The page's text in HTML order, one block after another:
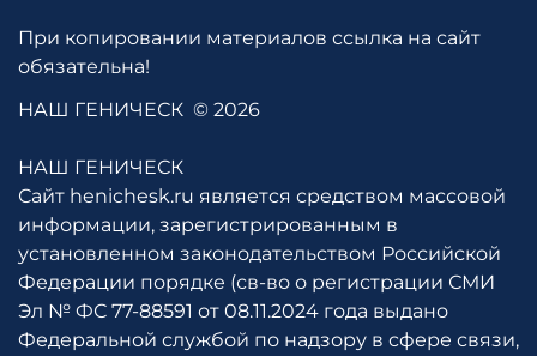
При копировании материалов ссылка на сайт
обязательна!
НАШ ГЕНИЧЕСК © 2026
НАШ ГЕНИЧЕСК
Сайт henichesk.ru является средством массовой
информации, зарегистрированным в
установленном законодательством Российской
Федерации порядке (св-во о регистрации СМИ
Эл № ФС 77-88591 от 08.11.2024 года выдано
Федеральной службой по надзору в сфере связи,